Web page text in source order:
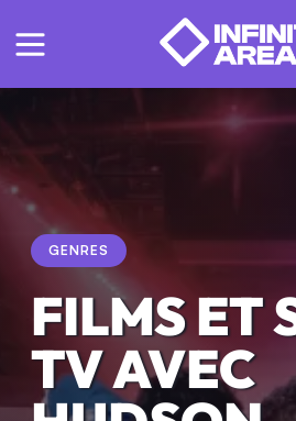
GENRES
FILMS ET
TV AVEC